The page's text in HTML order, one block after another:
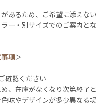
あるため、ご希望に添えない
ー・別サイズでのご案内と
事項＞
確認ください
、在庫がなくなり次第終了と
味やデザインが多少異なる場